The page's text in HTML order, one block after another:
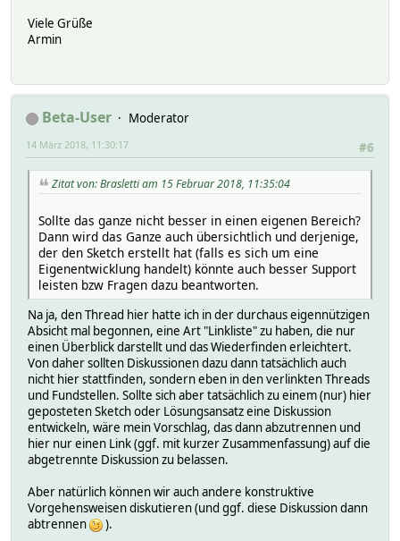
DEBUG_PRINTLN("T sent!");
}
DEBUG_PRINT("H: ");DEBUG_PRINTLN(humidity);
humidity = raHum.getAverage(); // MA sample imply
DEBUG_PRINT(F("HumDiff :"));DEBUG_PRINTLN(diffHum);
if (diffHum > HUMI_TRANSMIT_THRESHOLD || tx) {
send(msgHum.set(humidity));
lastHumidity = humidity;
DEBUG_PRINTLN("H sent!");
}
// get the battery Voltage
int sensorValue = analogRead(BATTERY_SENSE_PIN);
Serial.println(sensorValue);
// 1M, 470K divider across battery and using internal
// Sense point is bypassed with 0.1 uF cap to reduce
// ((1e6+470e3)/470e3)*1.1 = Vmax = 3.44 Volts
// 3.44/1023 = Volts per bit = 0.003363075
float batteryV = sensorValue * 0.004106;
int batteryPcnt = sensorValue / 10;
Serial.print("Battery Voltage: ");
Serial.print(batteryV);
Serial.println(" V");
Serial.print("Battery percent: ");
Serial.print(batteryPcnt);
Serial.println(" %");
// Power up radio after sleep
Viele Grüße
Armin
Beta-User
Moderator
#6
14 März 2018, 11:30:17
Zitat von: Brasletti am 15 Februar 2018, 11:35:04
Sollte das ganze nicht besser in einen eigenen Bereich?
Dann wird das Ganze auch übersichtlich und derjenige,
der den Sketch erstellt hat (falls es sich um eine
Eigenentwicklung handelt) könnte auch besser Support
leisten bzw Fragen dazu beantworten.
Na ja, den Thread hier hatte ich in der durchaus eigennützigen
Absicht mal begonnen, eine Art "Linkliste" zu haben, die nur
einen Überblick darstellt und das Wiederfinden erleichtert.
Von daher sollten Diskussionen dazu dann tatsächlich auch
nicht hier stattfinden, sondern eben in den verlinkten Threads
und Fundstellen. Sollte sich aber tatsächlich zu einem (nur) hier
geposteten Sketch oder Lösungsansatz eine Diskussion
entwickeln, wäre mein Vorschlag, das dann abzutrennen und
hier nur einen Link (ggf. mit kurzer Zusammenfassung) auf die
abgetrennte Diskussion zu belassen.
Aber natürlich können wir auch andere konstruktive
Vorgehensweisen diskutieren (und ggf. diese Diskussion dann
abtrennen
).